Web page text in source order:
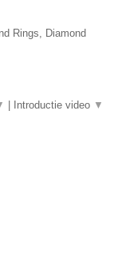
Rings, Diamond
Introductie video ▼